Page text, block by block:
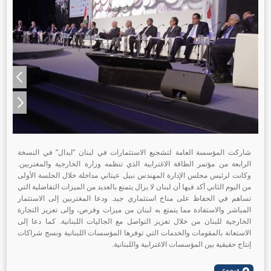
شاركت المؤسسة العامة لتشجيع الاستثمارات في لبنان "ايدال" في النسخة
الرابعة من مؤتمر الطاقة الاغترابية الذي تنظمه وزارة الخارجية والمغتربين.
وكانت لرئيس مجلس الإدارة المهندس نبيل عيتاني مداخلة خلال الجلسة الأولى
من اليوم الثاني أكد فيها أن لبنان لا يزال يتمتع بالعديد من الميزات التفاضلية التي
تساهم في الحفاظ على مناخ استثماري جيد. ودعا المغتربين إلى الاستثمار
المباشر والاستفادة مما يتمتع به لبنان من ميزات وفرص، وإلى تعزيز التجارة
الخارجية للبنان من خلال تعزيز التواصل مع الجاليات اللبنانية. كما دعا إلى
الاستعانة بالمقومات والخدمات التي توفرها المؤسسات اللبنانية ونسج شراكات
إنتاج حقيقية بين المؤسسات الاغترابية واللبنانية.